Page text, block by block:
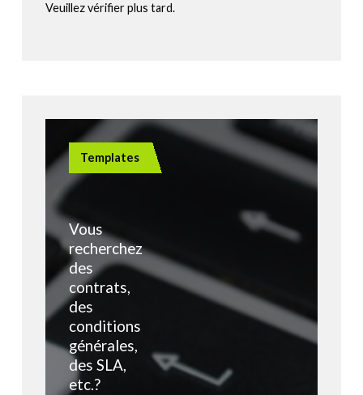
Veuillez vérifier plus tard.
Templates
Vous
recherchez
des
contrats,
des
conditions
générales,
des SLA,
etc.?